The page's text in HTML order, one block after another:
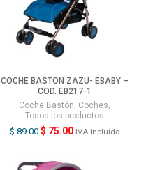
COCHE BASTON ZAZU- EBABY –
COD. EB217-1
Coche Bastón, Coches,
Todos los productos
$89.00 $ 75.00 IVA incluído